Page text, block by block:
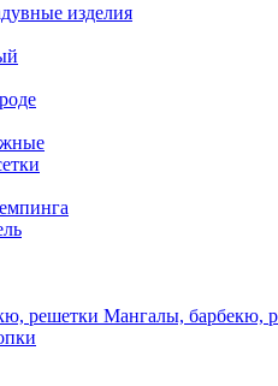
изделия
Мангалы, барбекю,